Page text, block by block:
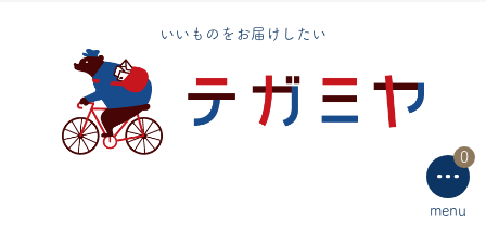
いいものをお届けしたい
0
手芸用品
テーブルウェア
menu